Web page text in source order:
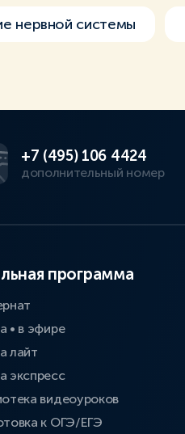
нервной системы
+7 (495) 106 4424
дополнительный номер
программа
• в эфире
лайт
экспресс
видеоуроков
к ОГЭ/ЕГЭ